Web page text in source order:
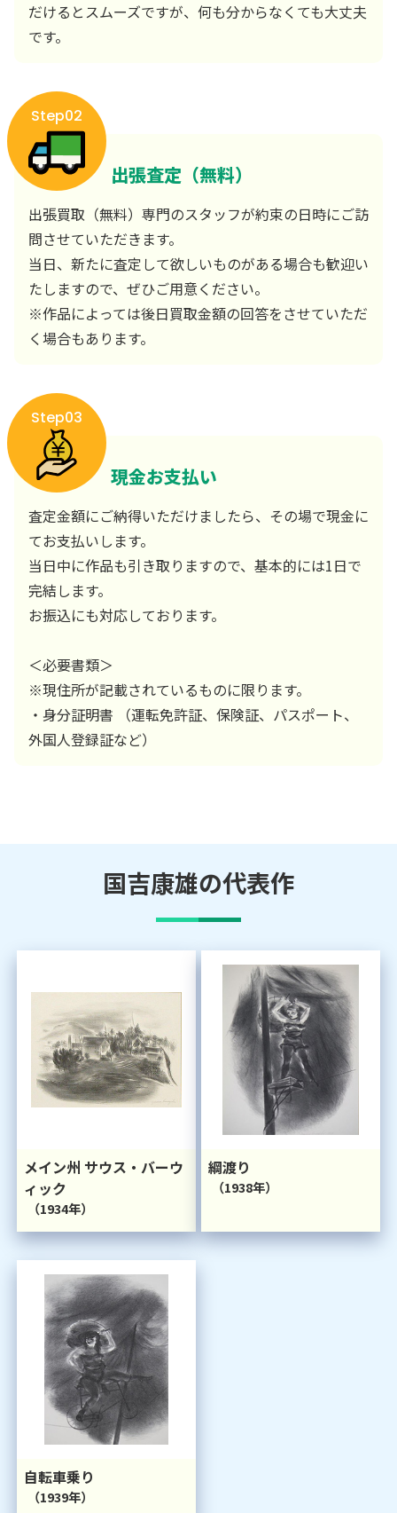
だけるとスムーズですが、何も分からなくても大丈夫
です。
Step02
出張査定（無料）
出張買取（無料）専門のスタッフが約束の日時にご訪
問させていただきます。
当日、新たに査定して欲しいものがある場合も歓迎い
たしますので、ぜひご用意ください。
※作品によっては後日買取金額の回答をさせていただ
く場合もあります。
Step03
現金お支払い
査定金額にご納得いただけましたら、その場で現金に
てお支払いします。
当日中に作品も引き取りますので、基本的には1日で
完結します。
お振込にも対応しております。
＜必要書類＞
※現住所が記載されているものに限ります。
・身分証明書 （運転免許証、保険証、パスポート、
外国人登録証など）
国吉康雄の代表作
メイン州 サウス・バーウ
ィック
（1934年）
綱渡り
（1938年）
自転車乗り
（1939年）